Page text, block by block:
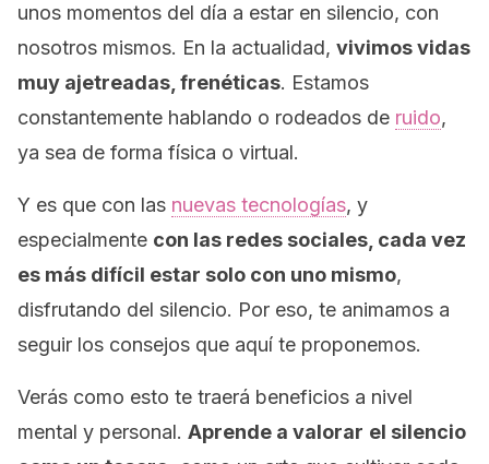
unos momentos del día a estar en silencio, con
nosotros mismos. En la actualidad, vivimos vidas
muy ajetreadas, frenéticas. Estamos
constantemente hablando o rodeados de ruido,
ya sea de forma física o virtual.
Y es que con las nuevas tecnologías, y
especialmente con las redes sociales, cada vez
es más difícil estar solo con uno mismo,
disfrutando del silencio. Por eso, te animamos a
seguir los consejos que aquí te proponemos.
Verás como esto te traerá beneficios a nivel
mental y personal. Aprende a valorar el silencio